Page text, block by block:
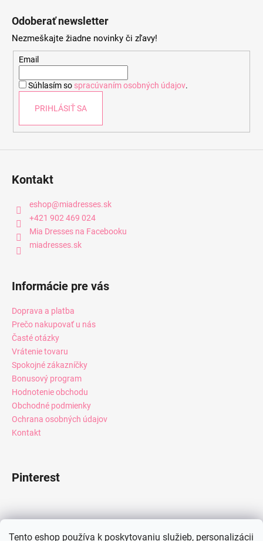
Tento eshop používa k poskytovaniu služieb, personalizácii
Odoberať newsletter
Nezmeškajte žiadne novinky či zľavy!
Email
Súhlasím so spracúvaním osobných údajov.
PRIHLÁSIŤ SA
Kontakt
eshop@miadresses.sk
+421 902 469 024
Mia Dresses na Facebooku
miadresses.sk
Informácie pre vás
Doprava a platba
Prečo nakupovať u nás
Časté otázky
Vrátenie tovaru
Spokojné zákazníčky
Bonusový program
Hodnotenie obchodu
Obchodné podmienky
Ochrana osobných údajov
Kontakt
Pinterest